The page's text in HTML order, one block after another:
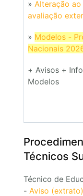
» Alteração
avaliação
» Modelos -
Nacionais
+ Avisos +
Modelos
Técnicos
Técnico de
- Aviso